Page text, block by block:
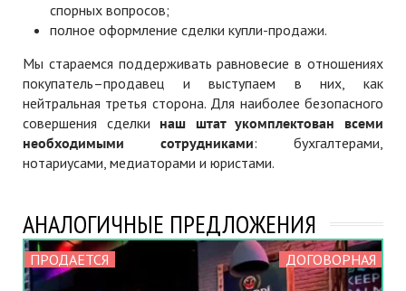
спорных вопросов;
полное оформление сделки купли-продажи.
Мы стараемся поддерживать равновесие в отношениях
покупатель–продавец и выступаем в них, как
нейтральная третья сторона. Для наиболее безопасного
совершения сделки наш штат укомплектован всеми
необходимыми сотрудниками: бухгалтерами,
нотариусами, медиаторами и юристами.
АНАЛОГИЧНЫЕ ПРЕДЛОЖЕНИЯ
ПРОДАЕТСЯ ДОГОВОРНАЯ